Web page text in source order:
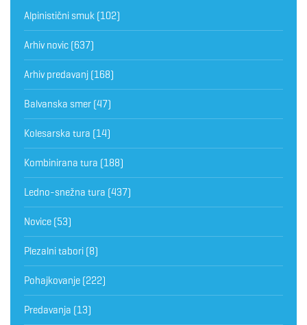
Alpinistični smuk (102)
Arhiv novic (637)
Arhiv predavanj (168)
Balvanska smer (47)
Kolesarska tura (14)
Kombinirana tura (188)
Ledno-snežna tura (437)
Novice (53)
Plezalni tabori (8)
Pohajkovanje (222)
Predavanja (13)